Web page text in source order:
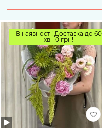
В наявності! Доставка до 60
хв - 0 грн!